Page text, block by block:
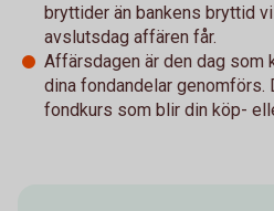
bryttider än bankens bryttid
avslutsdag affären får.
Affärsdagen är den dag som
dina fondandelar genomförs.
fondkurs som blir din köp-